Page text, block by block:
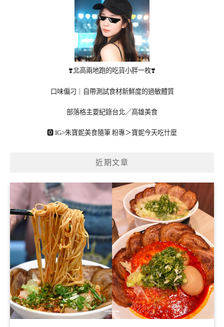
❣️北高兩地跑的吃貨小胖一枚❣️
口味偏刁｜自帶測試食材新鮮度的過敏體質
部落格主要紀錄台北／高雄美食
🅾 IG>朱寶妮美食隨筆 粉專＞寶妮今天吃什麼
近期文章